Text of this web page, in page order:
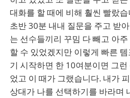
대화를 할 때에 비해 훨씬 빨랐
초반 30분 내내 질문을 주고 받
는 선수들끼리 꾸밈 다 빼고 아
할 수 있었겠지만 이렇게 빠른
기 시작하면 한 10여분이면 그
었고 이 때가 그랬습니다. 내가
상대가 나를 선택하기를 바라며